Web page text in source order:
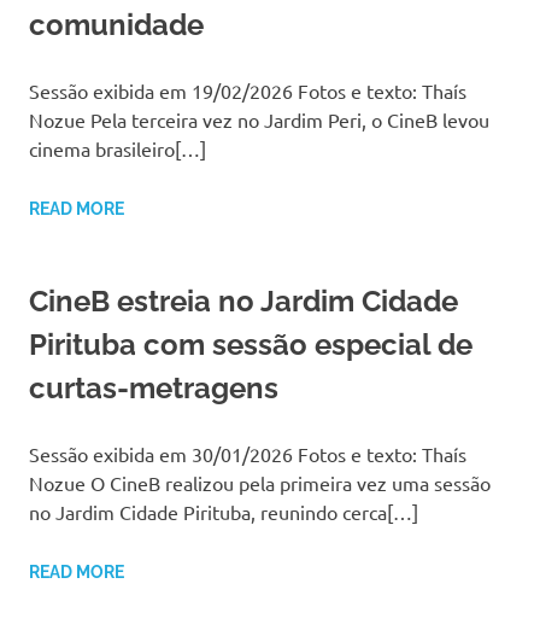
comunidade
Sessão exibida em 19/02/2026 Fotos e texto: Thaís
Nozue Pela terceira vez no Jardim Peri, o CineB levou
cinema brasileiro[…]
READ MORE
CineB estreia no Jardim Cidade
Pirituba com sessão especial de
curtas-metragens
Sessão exibida em 30/01/2026 Fotos e texto: Thaís
Nozue O CineB realizou pela primeira vez uma sessão
no Jardim Cidade Pirituba, reunindo cerca[…]
READ MORE